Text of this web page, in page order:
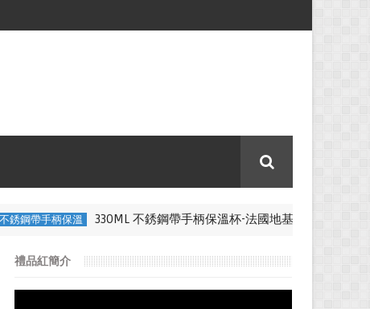
手柄保溫 330ML 不銹鋼帶手柄保溫杯-法國地基建築公司
禮品紅簡介